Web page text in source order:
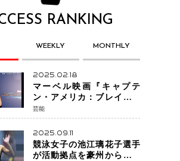
RANKING
WEEKLY MONTHLY
2025.02.18
マーベル映画『キャプテ
ン・アメリカ：ブレイブ・
ニュー・ワールド』 新ブラ
ック・ウィドウ役のシラ・
ハースとは！？
芸能
2025.09.11
競泳女子の池江璃花子選手
が活動拠点を豪州から日本